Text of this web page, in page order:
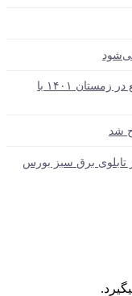
افزایش یک میلیارد مترمکعبی مصرف گاز صنایع در زمستان ۱۴۰۱ با